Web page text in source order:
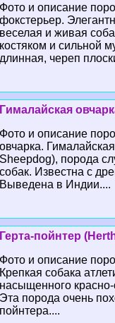
Фото и описание
фокстерьер.
веселая и живая
костяком и сильной
длинная, череп
Гималайская
Фото и описание
овчарка.
Sheepdog), порода
собак. Известна с
Выведена в Индии....
Герта-пойнтер
Фото и описание
Крепкая собака
насыщенного
Эта порода очень
пойнтера....